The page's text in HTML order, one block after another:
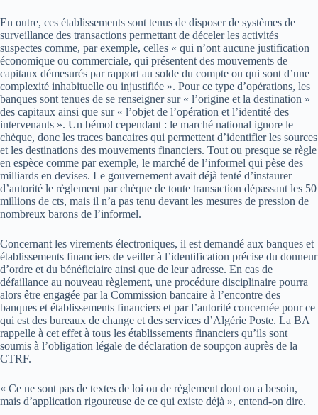
En outre, ces établissements sont tenus de disposer de systèmes de
surveillance des transactions permettant de déceler les activités
suspectes comme, par exemple, celles « qui n’ont aucune justification
économique ou commerciale, qui présentent des mouvements de
capitaux démesurés par rapport au solde du compte ou qui sont d’une
complexité inhabituelle ou injustifiée ». Pour ce type d’opérations, les
banques sont tenues de se renseigner sur « l’origine et la destination »
des capitaux ainsi que sur « l’objet de l’opération et l’identité des
intervenants ». Un bémol cependant : le marché national ignore le
chèque, donc les traces bancaires qui permettent d’identifier les sources
et les destinations des mouvements financiers. Tout ou presque se règle
en espèce comme par exemple, le marché de l’informel qui pèse des
milliards en devises. Le gouvernement avait déjà tenté d’instaurer
d’autorité le règlement par chèque de toute transaction dépassant les 50
millions de cts, mais il n’a pas tenu devant les mesures de pression de
nombreux barons de l’informel.
Concernant les virements électroniques, il est demandé aux banques et
établissements financiers de veiller à l’identification précise du donneur
d’ordre et du bénéficiaire ainsi que de leur adresse. En cas de
défaillance au nouveau règlement, une procédure disciplinaire pourra
alors être engagée par la Commission bancaire à l’encontre des
banques et établissements financiers et par l’autorité concernée pour ce
qui est des bureaux de change et des services d’Algérie Poste. La BA
rappelle à cet effet à tous les établissements financiers qu’ils sont
soumis à l’obligation légale de déclaration de soupçon auprès de la
CTRF.
« Ce ne sont pas de textes de loi ou de règlement dont on a besoin,
mais d’application rigoureuse de ce qui existe déjà », entend-on dire.